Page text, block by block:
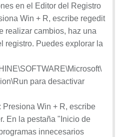
en el Editor del Registro
Win + R, escribe regedit
realizar cambios, haz una
registro. Puedes explorar la
para desactivar
Presiona Win + R, escribe
En la pestaña "Inicio de
innecesarios